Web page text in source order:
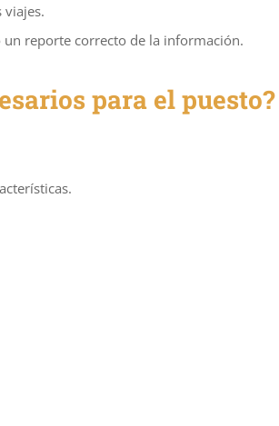
viajes.
reporte correcto de la información.
para el puesto?